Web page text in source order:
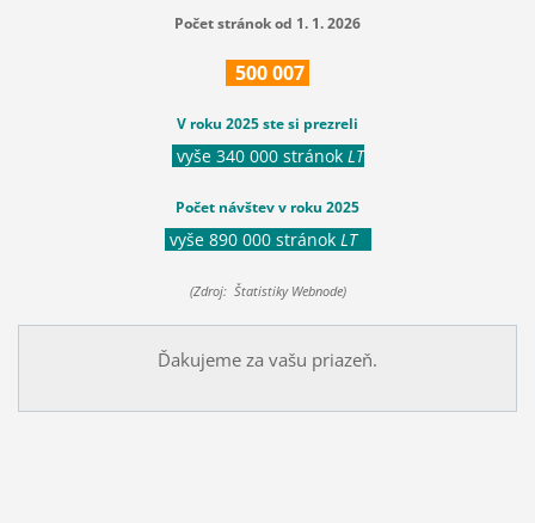
Počet stránok od 1. 1. 2026
500007
V roku 2025 ste si prezreli
vyše 340 000 stránok LT
Počet návštev v roku 2025
vyše 890 000 stránok LT
(Zdroj: Štatistiky Webnode)
Ďakujeme za vašu priazeň.